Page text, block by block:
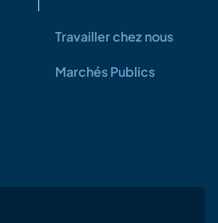
Travailler chez nous
Marchés Publics